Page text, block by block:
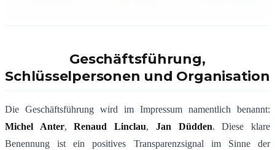
Geschäftsführung,
Schlüsselpersonen und Organisation
Die Geschäftsführung wird im Impressum namentlich benannt:
Michel Anter,Renaud Linclau, Jan Düdden. Diese klare
Benennung ist ein positives Transparenzsignal im Sinne der